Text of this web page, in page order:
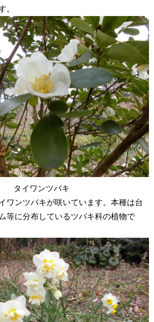
。
タイワンツバキ
ワンツバキが咲いています。本種は台
等に分布しているツバキ科の植物で